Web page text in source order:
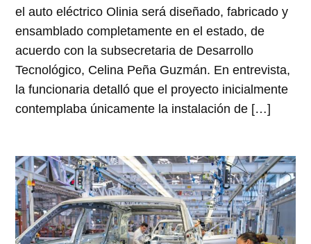
el auto eléctrico Olinia será diseñado, fabricado y
ensamblado completamente en el estado, de
acuerdo con la subsecretaria de Desarrollo
Tecnológico, Celina Peña Guzmán. En entrevista,
la funcionaria detalló que el proyecto inicialmente
contemplaba únicamente la instalación de […]